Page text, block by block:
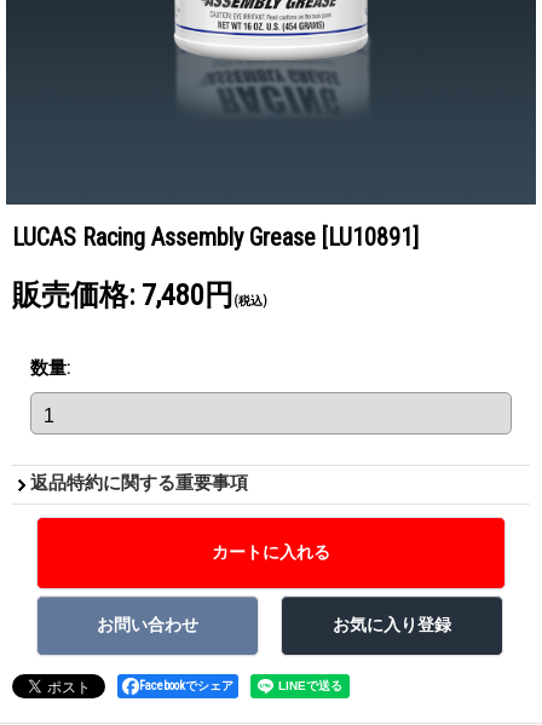
LUCAS Racing Assembly Grease [LU10891]
販売価格: 7,480円 (税込)
数量:
返品特約に関する重要事項
Facebookでシェア